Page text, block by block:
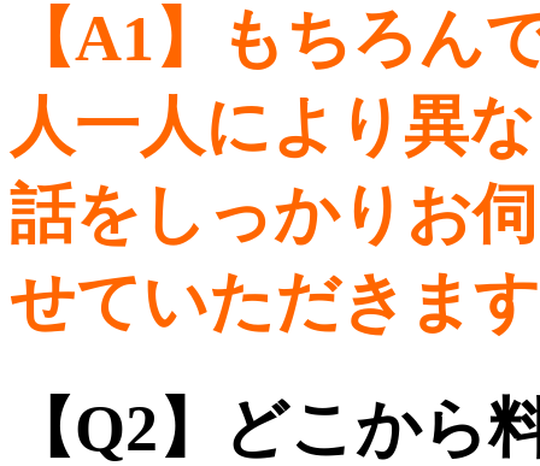
【A1】
もちろん
人一人により異
話をしっかりお
せていただきま
【Q2】どこから